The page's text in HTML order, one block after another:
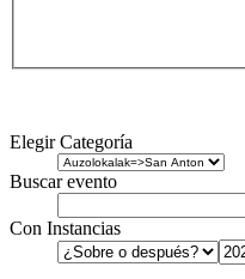
Elegir Categoría
Buscar evento
Con Instancias